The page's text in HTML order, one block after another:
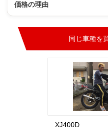
価格の理由
同じ車種を
XJ400D